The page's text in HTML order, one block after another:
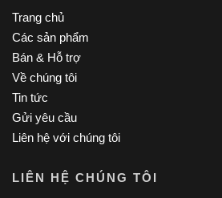
Trang chủ
Các sản phẩm
Bán & Hỗ trợ
Về chúng tôi
Tin tức
Gửi yêu cầu
Liên hệ với chúng tôi
LIÊN HỆ CHÚNG TÔI